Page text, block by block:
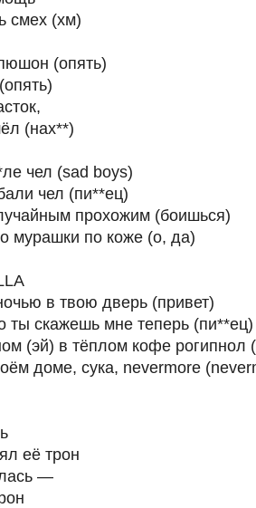
смех (хм)
(опять)
(нах**)
чел (sad boys)
чел (пи**ец)
прохожим (боишься)
мурашки по коже (о, да)
в твою дверь (привет)
ты скажешь мне теперь (пи**ец)
(эй) в тёплом кофе рогипнол
доме, сука, nevermore
её трон
—